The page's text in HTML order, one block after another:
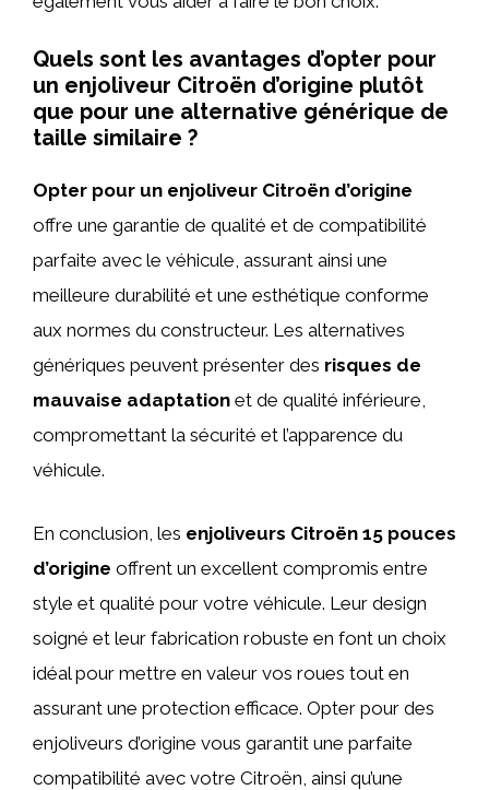
Quels sont les avantages d’opter pour
un enjoliveur Citroën d’origine plutôt
que pour une alternative générique de
taille similaire ?
Opter pour un enjoliveur Citroën d’origine
offre une garantie de qualité et de compatibilité
parfaite avec le véhicule, assurant ainsi une
meilleure durabilité et une esthétique conforme
aux normes du constructeur. Les alternatives
génériques peuvent présenter des risques de
mauvaise adaptation et de qualité inférieure,
compromettant la sécurité et l’apparence du
véhicule.
En conclusion, les enjoliveurs Citroën 15 pouces
d’origine offrent un excellent compromis entre
style et qualité pour votre véhicule. Leur design
soigné et leur fabrication robuste en font un choix
idéal pour mettre en valeur vos roues tout en
assurant une protection efficace. Opter pour des
enjoliveurs d’origine vous garantit une parfaite
compatibilité avec votre Citroën, ainsi qu’une